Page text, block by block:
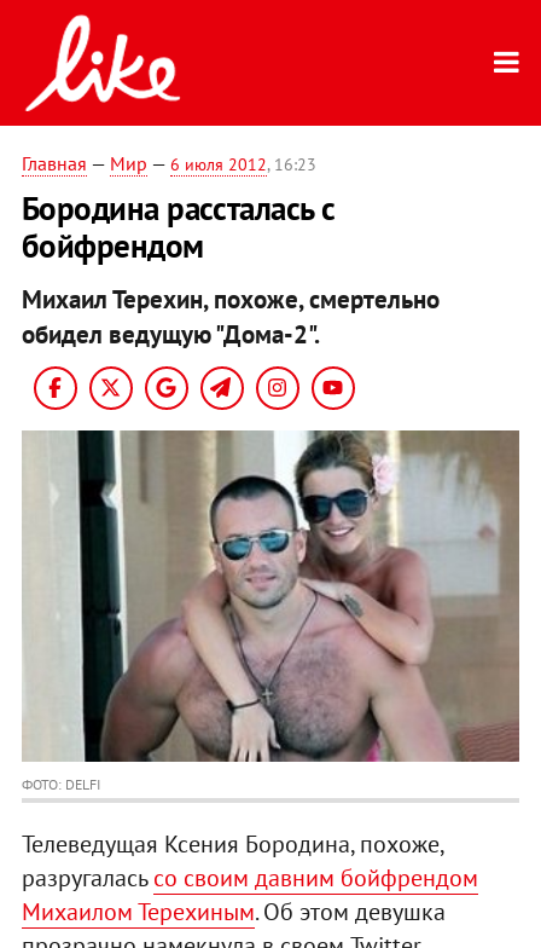
Главная — Мир — 6 июля 2012, 16:23
Бородина рассталась с
бойфрендом
Михаил Терехин, похоже, смертельно
обидел ведущую "Дома-2".
ФОТО: DELFI
Телеведущая Ксения Бородина, похоже,
разругаласьсо своим давним бойфрендом
Михаилом Терехиным. Об этом девушка